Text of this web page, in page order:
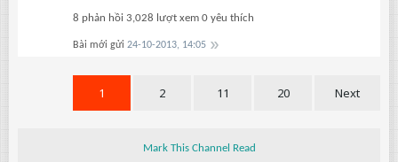
8 phản hồi 3,028 lượt xem 0 yêu thích
Bài mới gửi 24-10-2013, 14:05
1 2 11 20 Next
Mark This Channel Read